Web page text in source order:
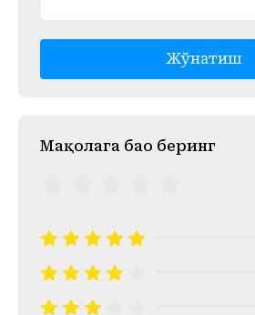
Жўнатиш
Mақолага баҳо беринг